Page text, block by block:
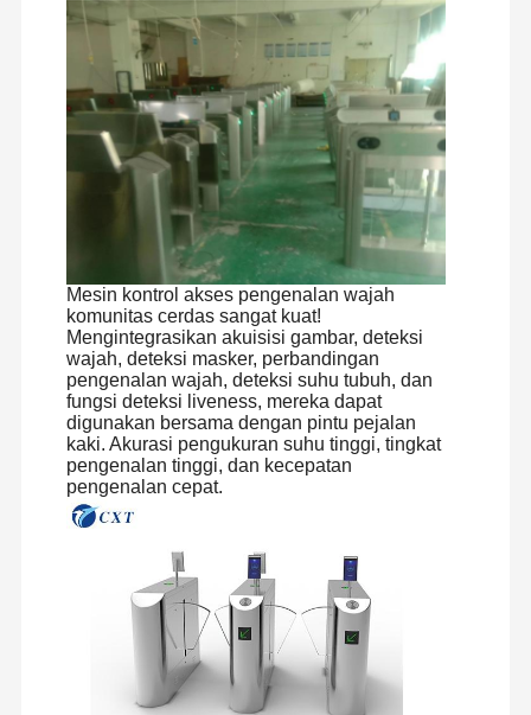
Mesin kontrol akses pengenalan wajah
komunitas cerdas sangat kuat!
Mengintegrasikan akuisisi gambar, deteksi
wajah, deteksi masker, perbandingan
pengenalan wajah, deteksi suhu tubuh, dan
fungsi deteksi liveness, mereka dapat
digunakan bersama dengan pintu pejalan
kaki. Akurasi pengukuran suhu tinggi, tingkat
pengenalan tinggi, dan kecepatan
pengenalan cepat.